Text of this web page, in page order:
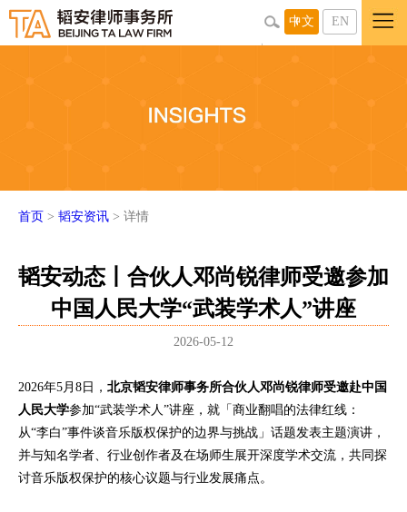
中文 EN
首页 > 韬安资讯 > 详情
韬安动态丨合伙人邓尚锐律师受邀参加
中国人民大学“武装学术人”讲座
2026-05-12
2026年5月8日， 北京韬安律师事务所合伙人邓尚锐律师受邀赴中国
人民大学参加“武装学术人”讲座，就「商业翻唱的法律红线：
从“李白”事件谈音乐版权保护的边界与挑战」话题发表主题演讲，
并与知名学者、行业创作者及在场师生展开深度学术交流，共同探
讨音乐版权保护的核心议题与行业发展痛点。